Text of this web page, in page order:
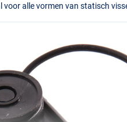
alle vormen van statisch